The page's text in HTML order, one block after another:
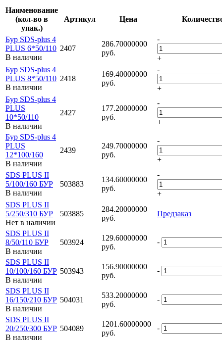
Наименование
(кол-во в
упак.)
Артикул Цена
Бур SDS-plus 4
PLUS 6*50/110
В наличии
2407
286.70000000
руб.
-
+
Бур SDS-plus 4
PLUS 8*50/110
В наличии
2418
169.40000000
руб.
-
+
Бур SDS-plus 4
PLUS
10*50/110
В наличии
2427
177.20000000
руб.
-
+
Бур SDS-plus 4
PLUS
12*100/160
В наличии
2439
249.70000000
руб.
-
+
SDS PLUS II
5/100/160 БУР
В наличии
503883
134.60000000
руб.
-
+
SDS PLUS II
5/250/310 БУР
Нет в наличии
503885
284.20000000
руб.
Предзаказ
SDS PLUS II
8/50/110 БУР
В наличии
503924
129.60000000
руб.
-
SDS PLUS II
10/100/160 БУР
В наличии
503943
156.90000000
руб.
-
SDS PLUS II
16/150/210 БУР
В наличии
504031
533.20000000
руб.
-
SDS PLUS II
20/250/300 БУР
В наличии
504089
1201.60000000
руб.
-